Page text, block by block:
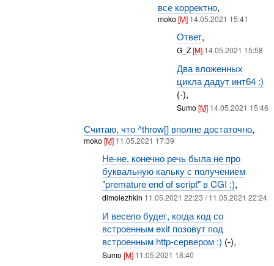
все корректно,
moko[M] 14.05.2021 15:41
Ответ,
G_Z[M] 14.05.2021 15:58
Два вложенных
цикла дадут инт64 :)
(-),
Sumo[M] 14.05.2021 15:46
Считаю, что ^throw[] вполне достаточно,
moko[M] 11.05.2021 17:39
Не-не, конечно речь была не про
буквальную кальку с получением
"premature end of script" в CGI ;),
dimolezhkin 11.05.2021 22:23 / 11.05.2021 22:24
И весело будет, когда код со
встроенным exit позовут под
встроенным http-сервером :) (-),
Sumo[M] 11.05.2021 18:40